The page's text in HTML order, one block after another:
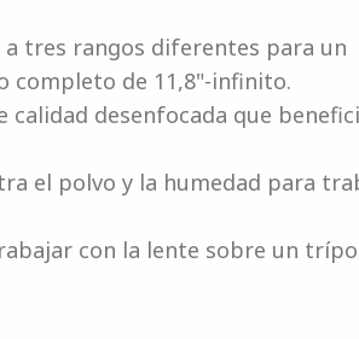
tres rangos diferentes para un
completo de 11,8"-infinito.
desenfocada que
el polvo y la humedad para
con la lente sobre un